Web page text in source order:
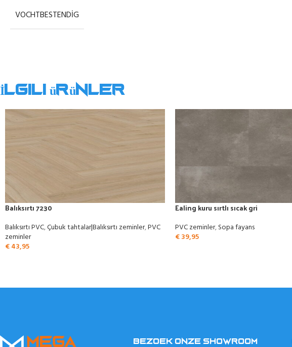
VOCHTBESTENDIG
İlgili ürünler
Balıksırtı 7230
Balıksırtı PVC,Çubuk tahtalar|Balıksırtı zeminler,PVC
zeminler
€43,95
Ealing kuru sırtlı sıcak gri
PVC zeminler,Sopa fayans
€39,95
BEZOEK ONZE SHOWROOM